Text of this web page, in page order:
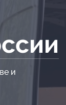
и